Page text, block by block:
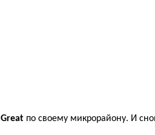
по своему микрорайону. И